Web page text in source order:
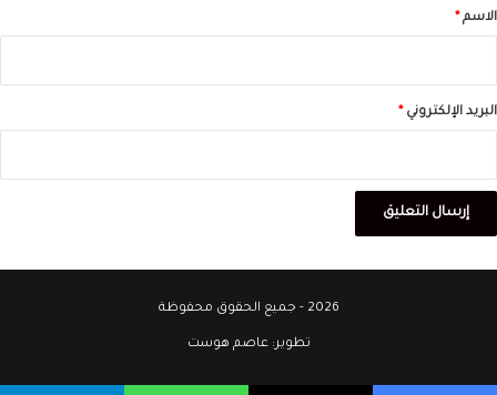
*الاسم *
البريد الإلكتروني *
2026 - جميع الحقوق محفوظة
تطوير:عاصم هوست